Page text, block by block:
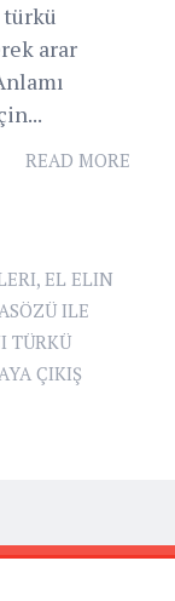
arar
READ MORE
, EL ELIN
ILE
TÜRKÜ
ÇIKIŞ